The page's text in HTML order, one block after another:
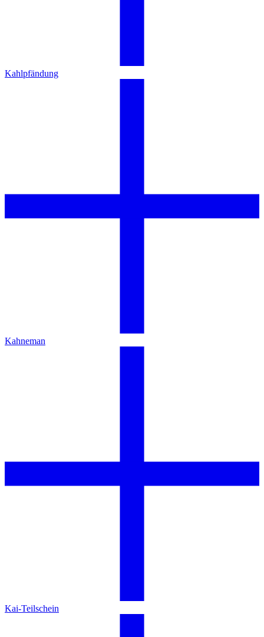
Kahlpfändung
Kahneman
Kai-Teilschein